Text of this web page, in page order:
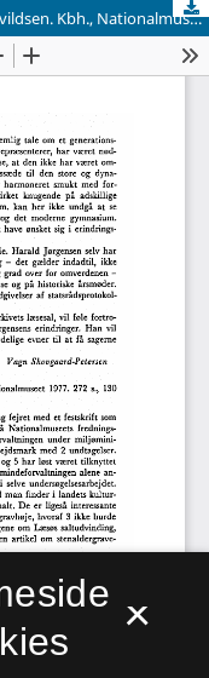
Antikvariske Studier tilegnet Knud Thorvildsen. Kbh., Nationalmuseet 1977. 272 s., 130 kr. ind. moms.
×